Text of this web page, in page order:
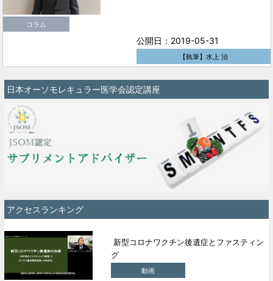
コラム
公開日：2019-05-31
【執筆】水上 治
日本オーソモレキュラー医学会認定講座
アクセスランキング
新型コロナワクチン後遺症とファスティン
グ
動画